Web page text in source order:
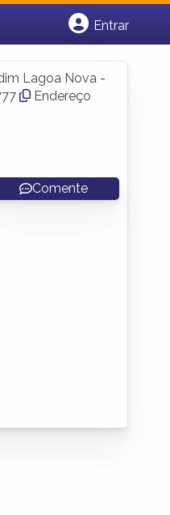
Entrar
Lagoa Nova -
Endereço
Comente